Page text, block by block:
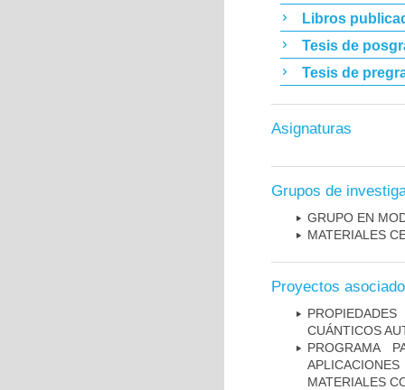
Libros
Tesis de
Tesis de
Asignaturas
Grupos de
GRUPO EN
MATERIALES
Proyectos
CUÁNTICOS
PROGRAMA
MATERIALES